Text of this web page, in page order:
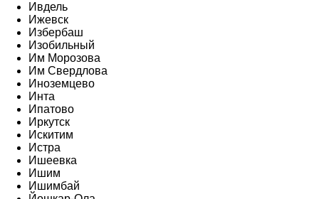
Ивдель
Ижевск
Избербаш
Изобильный
Им Морозова
Им Свердлова
Иноземцево
Инта
Ипатово
Иркутск
Искитим
Истра
Ишеевка
Ишим
Ишимбай